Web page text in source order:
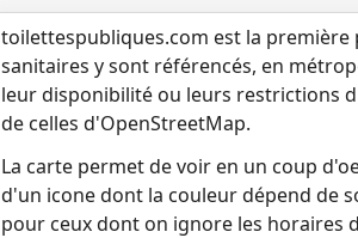
toilettespubliques.com est la première
sanitaires y sont référencés, en
leur disponibilité ou leurs restrictions
de celles d'OpenStreetMap.
La carte permet de voir en un coup
d'un icone dont la couleur dépend de
pour ceux dont on ignore les horaires